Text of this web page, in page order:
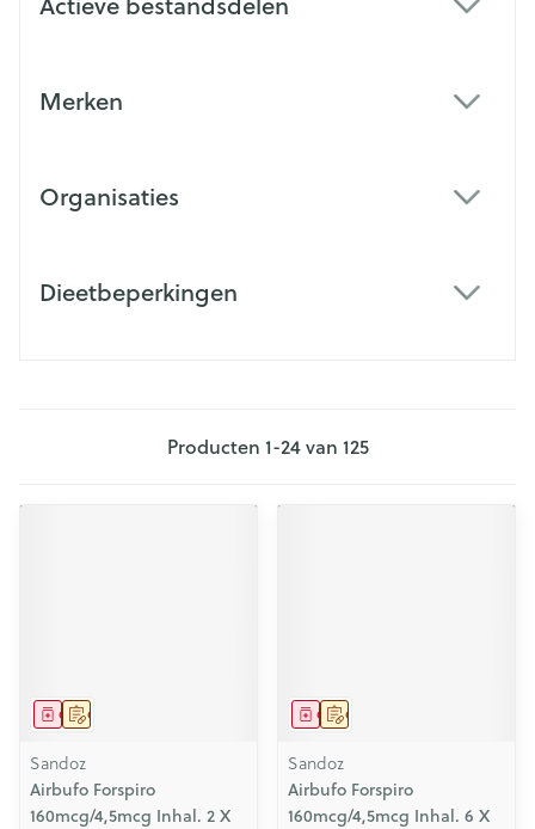
Merken
Organisaties
Dieetbeperkingen
Producten 1-24van 125
Op voorschrift
Geneesmiddel
Sandoz
Airbufo Forspiro
160mcg/4,5mcg Inhal. 2 X
Op voorschrift
Geneesmiddel
Sandoz
Airbufo Forspiro
160mcg/4,5mcg Inhal. 6 X